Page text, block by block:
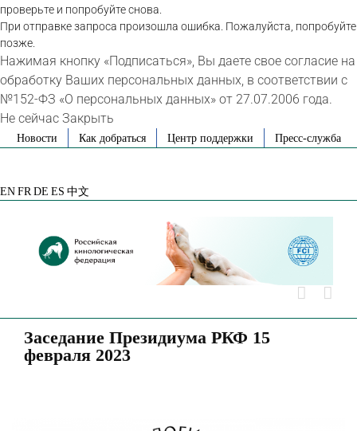
проверьте и попробуйте снова.
При отправке запроса произошла ошибка. Пожалуйста, попробуйте
позже.
Нажимая кнопку «Подписаться», Вы даете свое согласие на
обработку Ваших персональных данных, в соответствии с
№152-ФЗ «О персональных данных» от 27.07.2006 года.
Не сейчас Закрыть
SkipНовости Как добраться Центр поддержки Пресс-служба
EN FR DE ES 中文
Заседание Президиума РКФ 15
февраля 2023